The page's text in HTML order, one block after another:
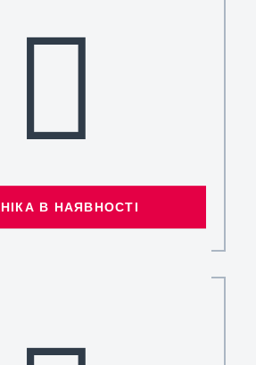
В НАЯВНОСТІ